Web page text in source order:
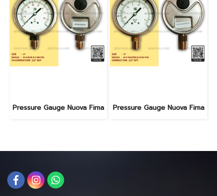
Pressure Gauge Nuova Fima Pressure Gauge Nuova Fima